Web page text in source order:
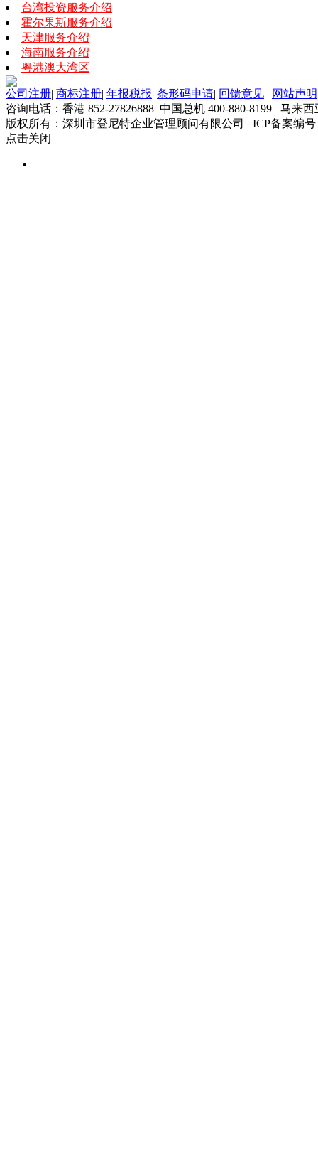
台湾投资服务介绍
霍尔果斯服务介绍
天津服务介绍
海南服务介绍
粤港澳大湾区
公司注册| 商标注册| 年报税报| 条形码申请| 回馈意见 | 网站声明
咨询电话：香港 852-27826888 中国总机 400-880-8199 马来
版权所有：深圳市登尼特企业管理顾问有限公司 ICP备案编号
点击关闭